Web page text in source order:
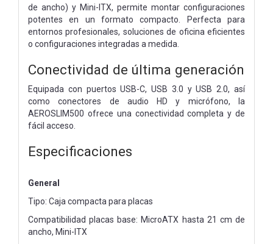
de ancho) y Mini-ITX, permite montar configuraciones
potentes en un formato compacto. Perfecta para
entornos profesionales, soluciones de oficina eficientes
o configuraciones integradas a medida.
Conectividad de última generación
Equipada con puertos USB-C, USB 3.0 y USB 2.0, así
como conectores de audio HD y micrófono, la
AEROSLIM500 ofrece una conectividad completa y de
fácil acceso.
Especificaciones
General
Tipo: Caja compacta para placas
Compatibilidad placas base: MicroATX hasta 21 cm de
ancho, Mini-ITX